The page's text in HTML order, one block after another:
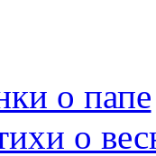
о папе
о